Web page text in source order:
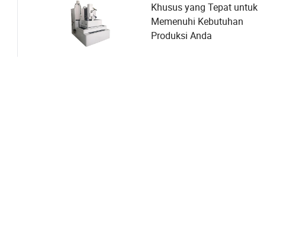
Khusus yang Tepat untuk
Memenuhi Kebutuhan
Produksi Anda